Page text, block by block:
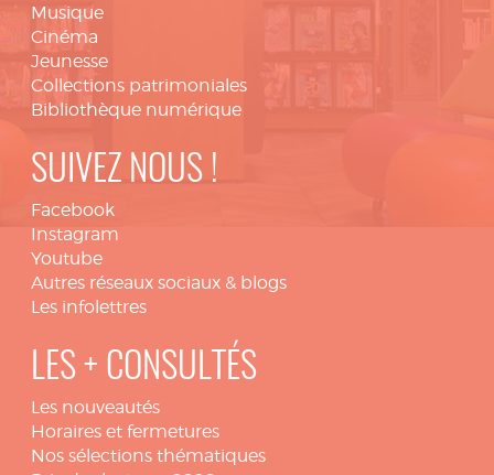
Musique
Cinéma
Jeunesse
Collections patrimoniales
Bibliothèque numérique
SUIVEZ NOUS !
Facebook
Instagram
Youtube
Autres réseaux sociaux & blogs
Les infolettres
LES + CONSULTÉS
Les nouveautés
Horaires et fermetures
Nos sélections thématiques